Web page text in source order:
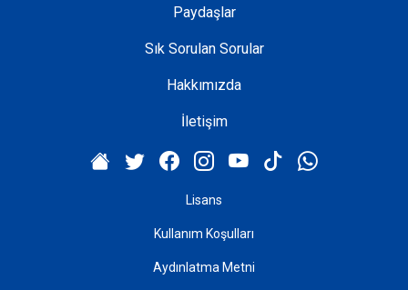
Paydaşlar
Sık Sorulan Sorular
Hakkımızda
İletişim
Lisans
Kullanım Koşulları
Aydınlatma Metni